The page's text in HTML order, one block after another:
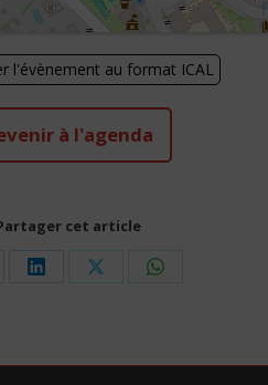
l'évènement au format ICAL
à l'agenda
cet article
Share
Share
Share